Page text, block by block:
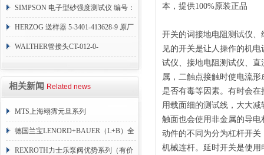
SIMPSON 电子型砂强度测试仪 编号：
42104-ASM
HERZOG 送样器 5-3401-413628-9 原厂
直供
WALTHER管接头CT-012-0-
相关新闻 Related news
MTS上海翊霈元旦系列
RHM3050MR081A01
德国兰宝LENORD+BAUER（L+B）全
系列编码器
REXROTH力士乐泵阀优势系列（有价
本，提供100%原装正品
开关的词接地电阻测试仪
见的开关是让人操作的机
试仪、接地电阻测试仪、
属，二触点接触时使电流
是否有毒等因素。有时会
用载面细的测试线，大大
触面也会使用非金属的导
动件的不同为分为杠杆开关
机械连杆。延时开关是使